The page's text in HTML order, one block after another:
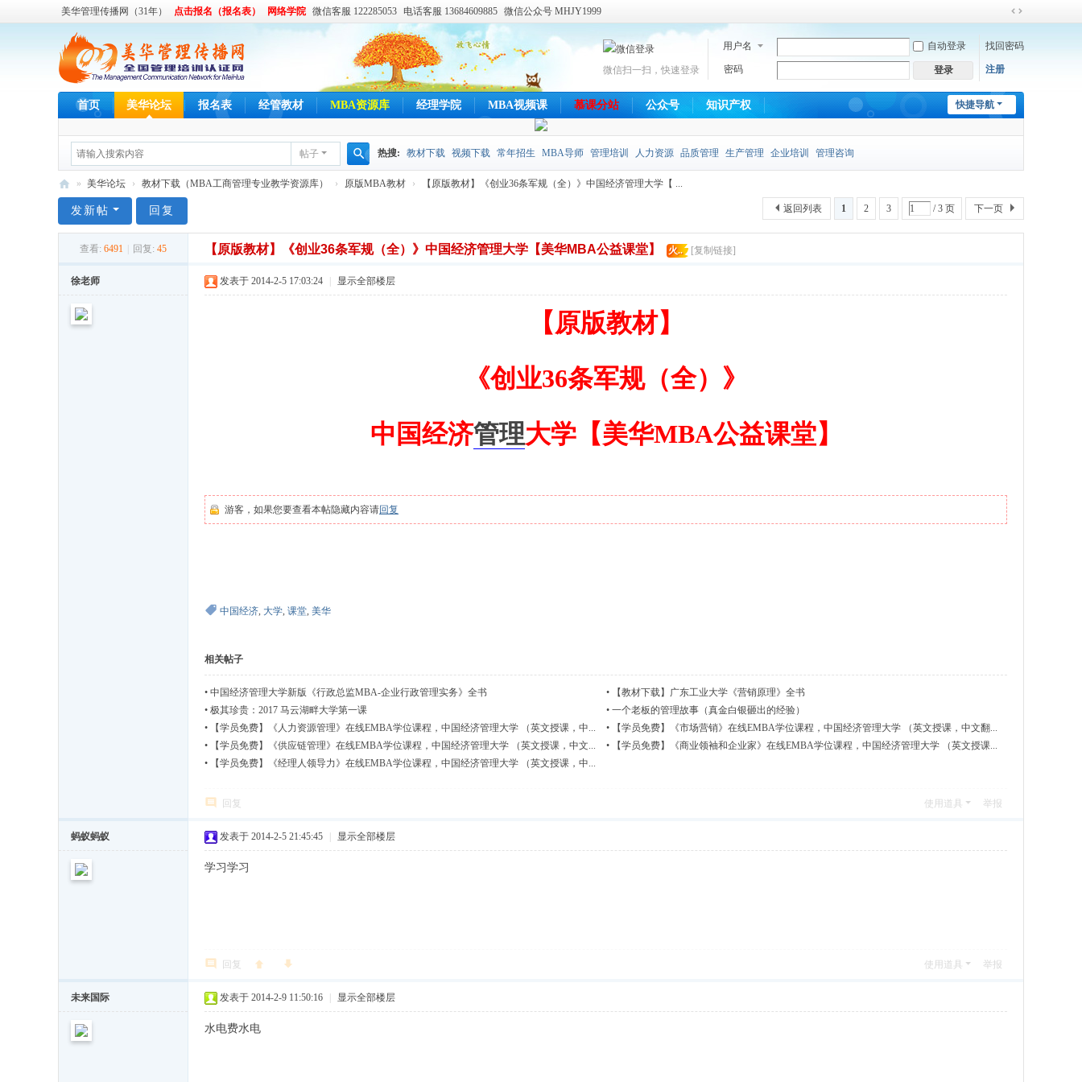
美华管理传播网（31年） 点击报名（报名表） 网络学院 微信客服 122285053 电话客服 13684609885 微信公众号 MHJY1999
切
换
到
用户名 自动登录 找回密码
密码 登录 注册
微信扫一扫，快速登录
快捷导航
首页 美华论坛 报名表 经管教材 MBA资源库 经理学院 MBA视频课 慕课分站 公众号 知识产权
帖子
搜
热搜: 教材下载 视频下载 常年招生 MBA导师 管理培训 人力资源 品质管理 生产管理 企业培训 管理咨询
华
» 美华论坛 › 教材下载（MBA工商管理专业教学资源库） › 原版MBA教材 › 【原版教材】《创业36条军规（全）》中国经济管理大学【 ...
1 2 3 / 3 页 下一页
返回列表
发新帖 回复
查看: 6491 回复: 45 【原版教材】《创业36条军规（全）》中国经济管理大学【美华MBA公益课堂】 火.. [复制链接]
徐老师 发表于 2014-2-5 17:03:24 显示全部楼层
【原版教材】
《创业36条军规（全）》
中国经济管理大学【美华MBA公益课堂】
游客，如果您要查看本帖隐藏内容请回复
中国经济, 大学, 课堂, 美华
相关帖子
• 中国经济管理大学新版《行政总监MBA-企业行政管理实务》全书 •
【教材下载】广东工业大学《营销原理》全书
• 极其珍贵：2017 马云湖畔大学第一课 • 一个老板的管理故事（真金白银砸出的经验）
•
【学员免费】《人力资源管理》在线EMBA学位课程，中国经济管理大学 （英文授课，中... •
【学员免费】《市场营销》在线EMBA学位课程，中国经济管理大学 （英文授课，中文翻...
•
【学员免费】《供应链管理》在线EMBA学位课程，中国经济管理大学 （英文授课，中文... •
【学员免费】《商业领袖和企业家》在线EMBA学位课程，中国经济管理大学 （英文授课...
•
【学员免费】《经理人领导力》在线EMBA学位课程，中国经济管理大学 （英文授课，中...
回复 使用道具 举报
蚂蚁蚂蚁 发表于 2014-2-5 21:45:45 显示全部楼层
学习学习
回复 使用道具 举报
未来国际 发表于 2014-2-9 11:50:16 显示全部楼层
水电费水电